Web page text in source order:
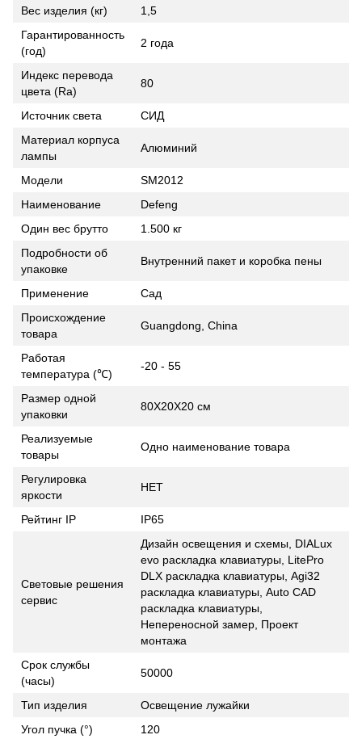
Вес изделия (кг)
1,5
Гарантированность
(год)
2 года
Индекс перевода
цвета (Ra)
80
Источник света
СИД
Материал корпуса
лампы
Алюминий
Модели
SM2012
Наименование
Defeng
Один вес брутто
1.500 кг
Подробности об
упаковке
Внутренний пакет и коробка пены
Применение
Сад
Происхождение
товара
Guangdong, China
Работая
температура (℃)
-20 - 55
Размер одной
упаковки
80X20X20 см
Реализуемые
товары
Одно наименование товара
Регулировка
яркости
НЕТ
Рейтинг IP IP65
Световые решения
сервис
Дизайн освещения и схемы, DIALux
evo раскладка клавиатуры, LitePro
DLX раскладка клавиатуры, Agi32
раскладка клавиатуры, Auto CAD
раскладка клавиатуры,
Непереносной замер, Проект
монтажа
Срок службы
(часы)
50000
Тип изделия
Освещение лужайки
Угол пучка (°)
120